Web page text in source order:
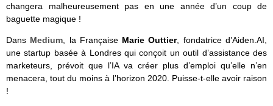
changera malheureusement pas en une année d’un coup de
baguette magique !
Dans Medium , la Française Marie Outtier, fondatrice d’Aiden.AI,
une startup basée à Londres qui conçoit un outil d’assistance des
marketeurs,
prévoit que l’IA va créer plus d’emploi qu’elle n’en
menacera, tout du moins à l’horizon 2020. Puisse-t-elle avoir raison
!